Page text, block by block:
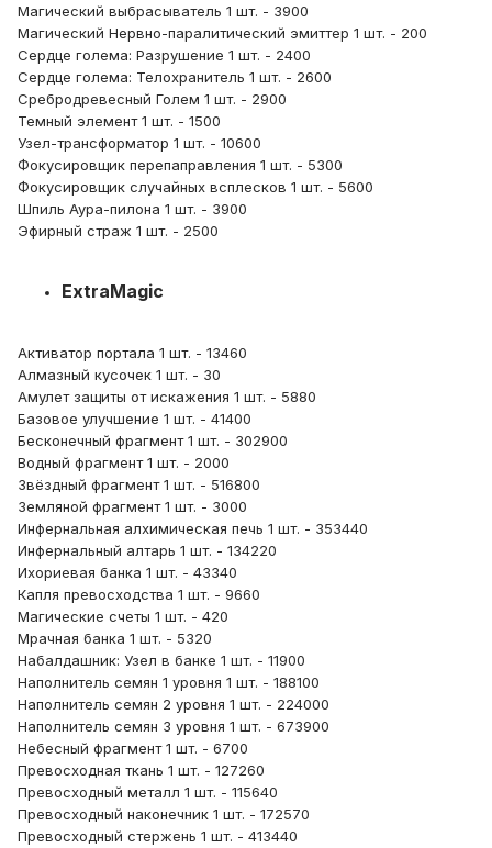
Магический выбрасыватель 1 шт. - 3900
Магический Нервно-паралитический эмиттер 1 шт. - 200
Сердце голема: Разрушение 1 шт. - 2400
Сердце голема: Телохранитель 1 шт. - 2600
Сребродревесный Голем 1 шт. - 2900
Темный элемент 1 шт. - 1500
Узел-трансформатор 1 шт. - 10600
Фокусировщик перепаправления 1 шт. - 5300
Фокусировщик случайных всплесков 1 шт. - 5600
Шпиль Аура-пилона 1 шт. - 3900
Эфирный страж 1 шт. - 2500
ExtraMagic
Активатор портала 1 шт. - 13460
Алмазный кусочек 1 шт. - 30
Амулет защиты от искажения 1 шт. - 5880
Базовое улучшение 1 шт. - 41400
Бесконечный фрагмент 1 шт. - 302900
Водный фрагмент 1 шт. - 2000
Звёздный фрагмент 1 шт. - 516800
Земляной фрагмент 1 шт. - 3000
Инфернальная алхимическая печь 1 шт. - 353440
Инфернальный алтарь 1 шт. - 134220
Ихориевая банка 1 шт. - 43340
Капля превосходства 1 шт. - 9660
Магические счеты 1 шт. - 420
Мрачная банка 1 шт. - 5320
Набалдашник: Узел в банке 1 шт. - 11900
Наполнитель семян 1 уровня 1 шт. - 188100
Наполнитель семян 2 уровня 1 шт. - 224000
Наполнитель семян 3 уровня 1 шт. - 673900
Небесный фрагмент 1 шт. - 6700
Превосходная ткань 1 шт. - 127260
Превосходный металл 1 шт. - 115640
Превосходный наконечник 1 шт. - 172570
Превосходный стержень 1 шт. - 413440